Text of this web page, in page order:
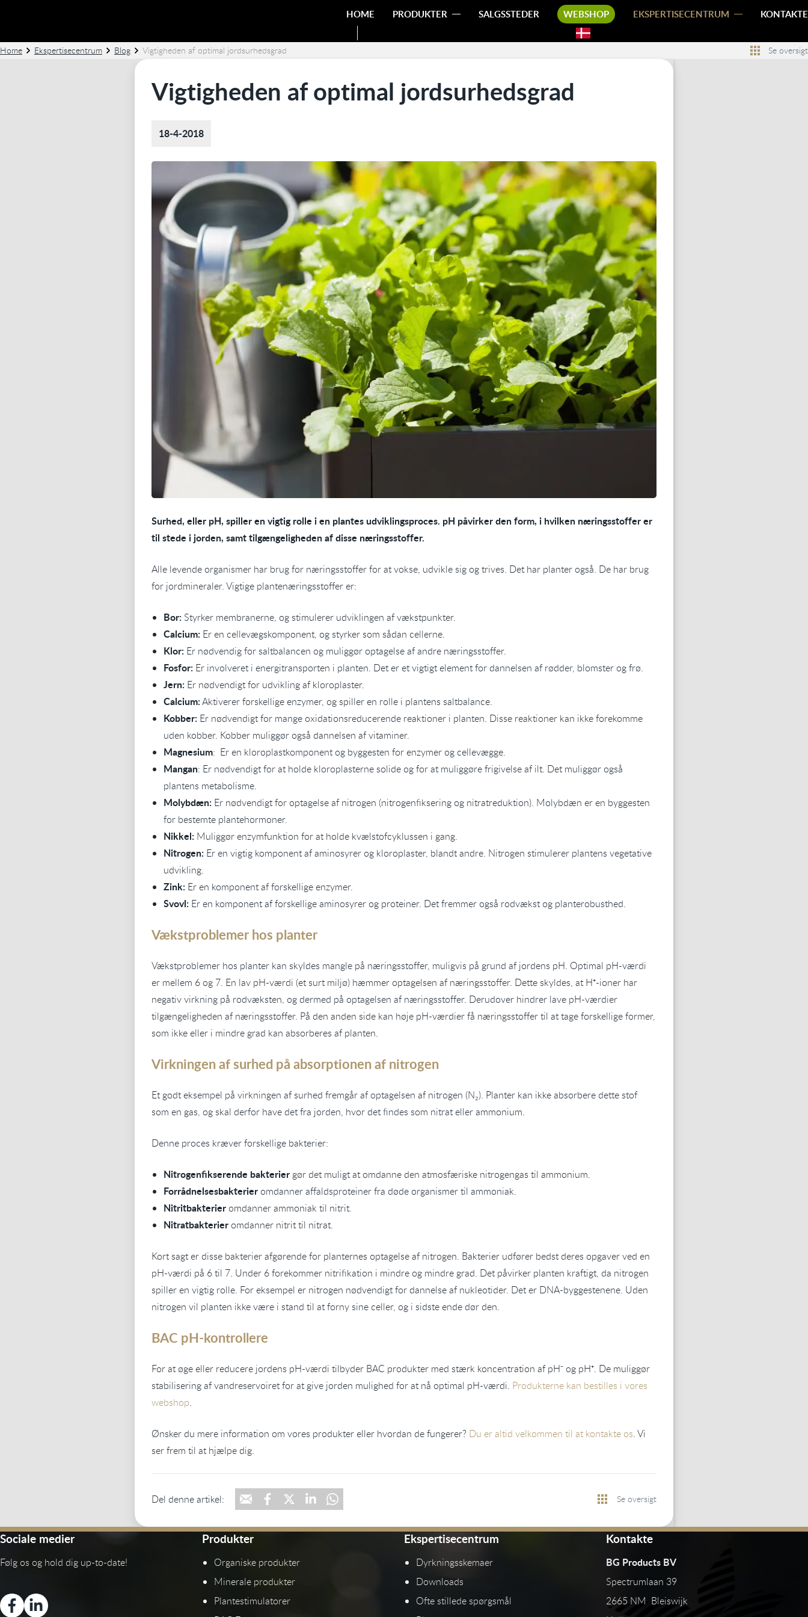
HOME PRODUKTER SALGSSTEDER WEBSHOP EKSPERTISECENTRUM KONTAKTE
Home Ekspertisecentrum Blog Vigtigheden af optimal jordsurhedsgrad Se oversigt
Vigtigheden af optimal jordsurhedsgrad
18-4-2018
Surhed, eller pH, spiller en vigtig rolle i en plantes udviklingsproces. pH påvirker den form, i hvilken næringsstoffer er
til stede i jorden, samt tilgængeligheden af disse næringsstoffer.
Alle levende organismer har brug for næringsstoffer for at vokse, udvikle sig og trives. Det har planter også. De har brug
for jordmineraler. Vigtige plantenæringsstoffer er:
Bor: Styrker membranerne, og stimulerer udviklingen af vækstpunkter.
Calcium: Er en cellevægskomponent, og styrker som sådan cellerne.
Klor: Er nødvendig for saltbalancen og muliggør optagelse af andre næringsstoffer.
Fosfor: Er involveret i energitransporten i planten. Det er et vigtigt element for dannelsen af rødder, blomster og frø.
Jern: Er nødvendigt for udvikling af kloroplaster.
Calcium:Aktiverer forskellige enzymer, og spiller en rolle i plantens saltbalance.
Kobber: Er nødvendigt for mange oxidationsreducerende reaktioner i planten. Disse reaktioner kan ikke forekomme
uden kobber. Kobber muliggør også dannelsen af vitaminer.
Magnesium: Er en kloroplastkomponent og byggesten for enzymer og cellevægge.
Mangan: Er nødvendigt for at holde kloroplasterne solide og for at muliggøre frigivelse af ilt. Det muliggør også
plantens metabolisme.
Molybdæn: Er nødvendigt for optagelse af nitrogen (nitrogenfiksering og nitratreduktion). Molybdæn er en byggesten
for bestemte plantehormoner.
Nikkel: Muliggør enzymfunktion for at holde kvælstofcyklussen i gang.
Nitrogen: Er en vigtig komponent af aminosyrer og kloroplaster, blandt andre. Nitrogen stimulerer plantens vegetative
udvikling.
Zink: Er en komponent af forskellige enzymer.
Svovl: Er en komponent af forskellige aminosyrer og proteiner. Det fremmer også rodvækst og planterobusthed.
Vækstproblemer hos planter
Vækstproblemer hos planter kan skyldes mangle på næringsstoffer, muligvis på grund af jordens pH. Optimal pH-værdi
er mellem 6 og 7. En lav pH-værdi (et surt miljø) hæmmer optagelsen af næringsstoffer. Dette skyldes, at H⁺-ioner har
negativ virkning på rodvæksten, og dermed på optagelsen af næringsstoffer. Derudover hindrer lave pH-værdier
tilgængeligheden af næringsstoffer. På den anden side kan høje pH-værdier få næringsstoffer til at tage forskellige former,
som ikke eller i mindre grad kan absorberes af planten.
Virkningen af surhed på absorptionen af nitrogen
Et godt eksempel på virkningen af surhed fremgår af optagelsen af nitrogen (N₂). Planter kan ikke absorbere dette stof
som en gas, og skal derfor have det fra jorden, hvor det findes som nitrat eller ammonium.
Denne proces kræver forskellige bakterier:
Nitrogenfikserende bakterier gør det muligt at omdanne den atmosfæriske nitrogengas til ammonium.
Forrådnelsesbakterier omdanner affaldsproteiner fra døde organismer til ammoniak.
Nitritbakterier omdanner ammoniak til nitrit.
Nitratbakterier omdanner nitrit til nitrat.
Kort sagt er disse bakterier afgørende for planternes optagelse af nitrogen. Bakterier udfører bedst deres opgaver ved en
pH-værdi på 6 til 7. Under 6 forekommer nitrifikation i mindre og mindre grad. Det påvirker planten kraftigt, da nitrogen
spiller en vigtig rolle. For eksempel er nitrogen nødvendigt for dannelse af nukleotider. Det er DNA-byggestenene. Uden
nitrogen vil planten ikke være i stand til at forny sine celler, og i sidste ende dør den.
BAC pH-kontrollere
For at øge eller reducere jordens pH-værdi tilbyder BAC produkter med stærk koncentration af pH⁻ og pH⁺. De muliggør
stabilisering af vandreservoiret for at give jorden mulighed for at nå optimal pH-værdi. Produkterne kan bestilles i vores
webshop.
Ønsker du mere information om vores produkter eller hvordan de fungerer? Du er altid velkommen til at kontakte os. Vi
ser frem til at hjælpe dig.
Del denne artikel: Se oversigt
Sociale medier
Følg os og hold dig up-to-date!
Produkter
Organiske produkter
Minerale produkter
Plantestimulatorer
Ekspertisecentrum
Dyrkningsskemaer
Downloads
Ofte stillede spørgsmål
Kontakte
BG Products BV
Spectrumlaan 39
2665 NM Bleiswijk